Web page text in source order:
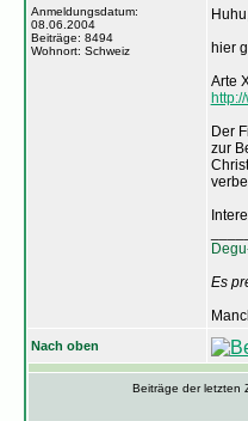
Anmeldungsdatum:
08.06.2004
Beiträge: 8494
Wohnort: Schweiz
hier
Arte
Der
zur
Es
Nach oben
Beiträge der letzten